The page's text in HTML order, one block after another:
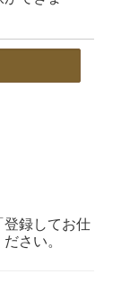
録してお仕
さい。